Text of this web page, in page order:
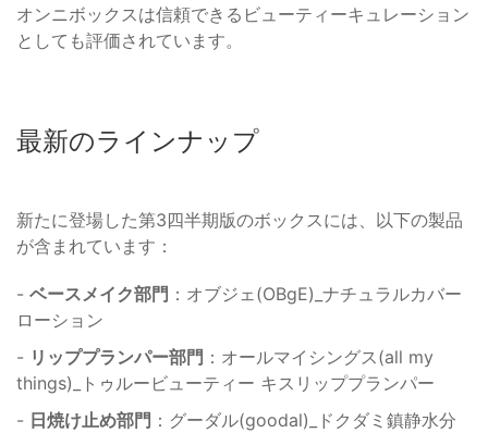
オンニボックスは信頼できるビューティーキュレーション
としても評価されています。
最新のラインナップ
新たに登場した第3四半期版のボックスには、以下の製品
が含まれています：
- ベースメイク部門 ：オブジェ(OBgE)_ナチュラルカバー
ローション
- リッププランパー部門 ：オールマイシングス(all my
things)_トゥルービューティー キスリッププランパー
- 日焼け止め部門 ：グーダル(goodal)_ドクダミ鎮静水分